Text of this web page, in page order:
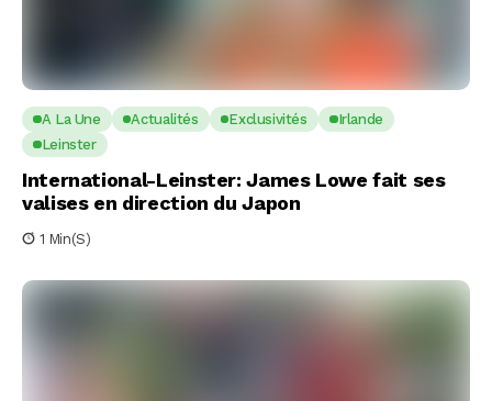
A La Une Actualités Exclusivités
Irlande
Leinster
International-Leinster: James Lowe fait ses
valises en direction du Japon
1 Min(s)